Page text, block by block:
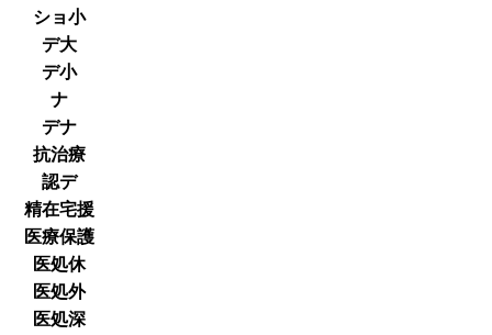
ショ小
デ大
デ小
ナ
デナ
抗治療
認デ
精在宅援
医療保護
医処休
医処外
医処深